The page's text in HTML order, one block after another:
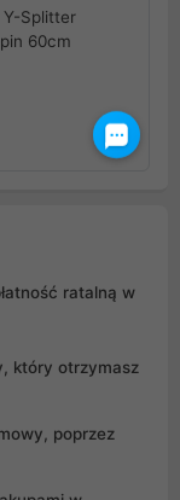
Y-Splitter
60cm
ratalną w
który otrzymasz
poprzez